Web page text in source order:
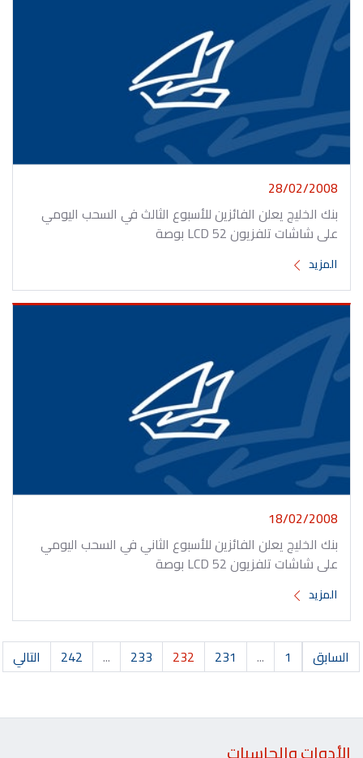
28/02/2008
بنك الخليج يعلن الفائزين للأسبوع الثالث في السحب اليومي
على شاشات تلفزيون LCD 52 بوصة
المزيد
18/02/2008
بنك الخليج يعلن الفائزين للأسبوع الثاني في السحب اليومي
على شاشات تلفزيون LCD 52 بوصة
المزيد
السابق 1
...
231
232
233
...
242 التالي